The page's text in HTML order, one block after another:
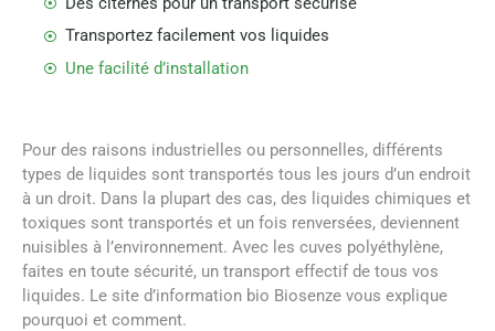
Transportez facilement vos liquides
Une facilité d’installation
Pour des raisons industrielles ou personnelles, différents
types de liquides sont transportés tous les jours d’un endroit
à un droit. Dans la plupart des cas, des liquides chimiques et
toxiques sont transportés et un fois renversées, deviennent
nuisibles à l’environnement. Avec les cuves polyéthylène,
faites en toute sécurité, un transport effectif de tous vos
liquides. Le site d’information bio Biosenze vous explique
pourquoi et comment.